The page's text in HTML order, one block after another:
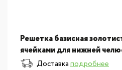
Решетка базисная
ячейками для нижней
(Тайвань) ST417Н
Доставкаподробнее